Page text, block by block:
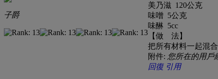
子爵
美乃滋 120公克
味噌 5公克
味醂 5cc
【做 法】
把所有材料一起混
附件: 您所在的用戶
回復 引用